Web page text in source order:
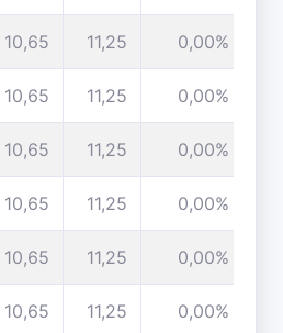
10,65 11,25 0,00%
10,65 11,25 0,00%
10,65 11,25 0,00%
10,65 11,25 0,00%
10,65 11,25 0,00%
10,65 11,25 0,00%